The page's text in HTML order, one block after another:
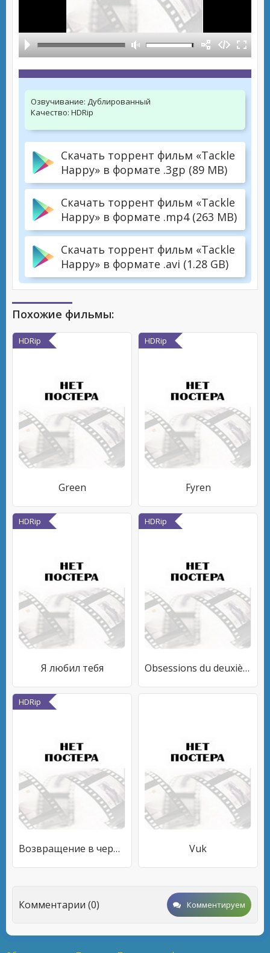
Озвучивание: Дублированный
Качество: HDRip
Скачать торрент фильм «Tackle
Happy» в формате .3gp (89 MB)
Скачать торрент фильм «Tackle
Happy» в формате .mp4 (263 MB)
Скачать торрент фильм «Tackle
Happy» в формате .avi (1.28 GB)
Похожие фильмы:
HDRip
Green
HDRip
Fyren
HDRip
Я любил тебя
HDRip
Obsessions du deuxième étage
HDRip
Возвращение в черную лагуну Vuk
Комментарии (0) Комментируем